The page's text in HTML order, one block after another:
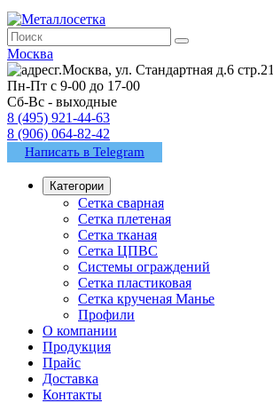
Москва
г.Москва, ул. Стандартная д.6 стр.21
Пн-Пт с 9-00 до 17-00
Сб-Вс - выходные
8 (495) 921-44-63
8 (906) 064-82-42
Написать в Telegram
Категории
Сетка сварная
Сетка плетеная
Сетка тканая
Сетка ЦПВС
Системы ограждений
Сетка пластиковая
Сетка крученая Манье
Профили
О компании
Продукция
Прайс
Доставка
Контакты